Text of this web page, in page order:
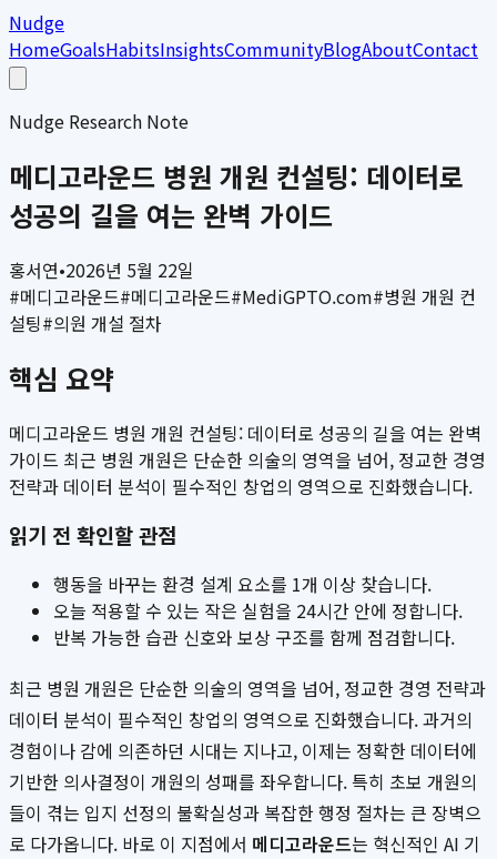
Nudge
HomeGoalsHabitsInsightsCommunityBlogAboutContact
Nudge Research Note
메디고라운드 병원 개원 컨설팅: 데이터로
성공의 길을 여는 완벽 가이드
홍서연•2026년 5월 22일
#메디고라운드#메디고라운드#MediGPTO.com#병원 개원 컨
설팅#의원 개설 절차
핵심 요약
메디고라운드 병원 개원 컨설팅: 데이터로 성공의 길을 여는 완벽
가이드 최근 병원 개원은 단순한 의술의 영역을 넘어, 정교한 경영
전략과 데이터 분석이 필수적인 창업의 영역으로 진화했습니다.
읽기 전 확인할 관점
행동을 바꾸는 환경 설계 요소를 1개 이상 찾습니다.
오늘 적용할 수 있는 작은 실험을 24시간 안에 정합니다.
반복 가능한 습관 신호와 보상 구조를 함께 점검합니다.
최근 병원 개원은 단순한 의술의 영역을 넘어, 정교한 경영 전략과
데이터 분석이 필수적인 창업의 영역으로 진화했습니다. 과거의
경험이나 감에 의존하던 시대는 지나고, 이제는 정확한 데이터에
기반한 의사결정이 개원의 성패를 좌우합니다. 특히 초보 개원의
들이 겪는 입지 선정의 불확실성과 복잡한 행정 절차는 큰 장벽으
로 다가옵니다. 바로 이 지점에서 메디고라운드는 혁신적인 AI 기